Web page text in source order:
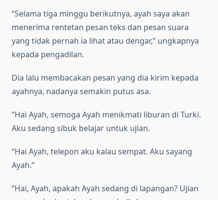
“Selama tiga minggu berikutnya, ayah saya akan
menerima rentetan pesan teks dan pesan suara
yang tidak pernah ia lihat atau dengar,” ungkapnya
kepada pengadilan.
Dia lalu membacakan pesan yang dia kirim kepada
ayahnya, nadanya semakin putus asa.
“Hai Ayah, semoga Ayah menikmati liburan di Turki.
Aku sedang sibuk belajar untuk ujian.
“Hai Ayah, telepon aku kalau sempat. Aku sayang
Ayah.”
“Hai, Ayah, apakah Ayah sedang di lapangan? Ujian